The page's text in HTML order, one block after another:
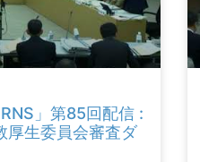
」第85回配信 :
生委員会審査ダ